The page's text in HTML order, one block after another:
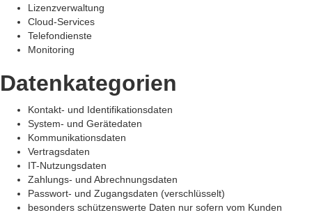
Lizenzverwaltung
Cloud-Services
Telefondienste
Monitoring
Datenkategorien
Kontakt- und Identifikationsdaten
System- und Gerätedaten
Kommunikationsdaten
Vertragsdaten
IT-Nutzungsdaten
Zahlungs- und Abrechnungsdaten
Passwort- und Zugangsdaten (verschlüsselt)
besonders schützenswerte Daten nur sofern vom Kunden